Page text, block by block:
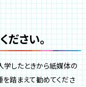
ださい。
したときから紙媒体の
踏まえて勧めてくださ